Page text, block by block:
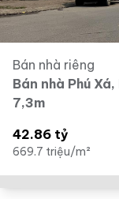
Bán nhà riêng
Bán nhà Phú
7,3m
42.86 tỷ
669.7 triệu/m²